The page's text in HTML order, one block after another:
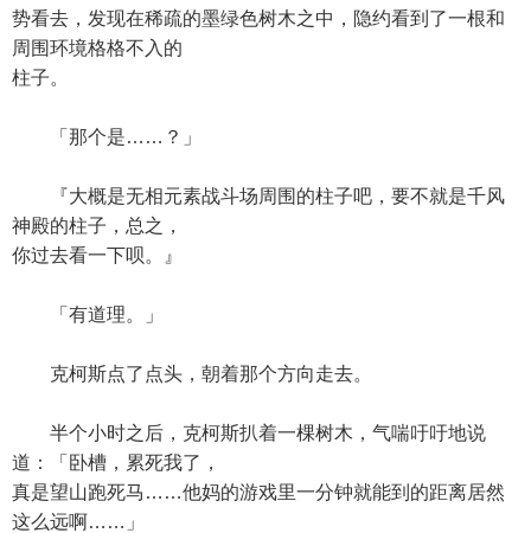
势看去，发现在稀疏的墨绿色树木之中，隐约看到了一根和
周围环境格格不入的
柱子。
「那个是……？」
『大概是无相元素战斗场周围的柱子吧，要不就是千风
神殿的柱子，总之，
你过去看一下呗。』
「有道理。」
克柯斯点了点头，朝着那个方向走去。
半个小时之后，克柯斯扒着一棵树木，气喘吁吁地说
道：「卧槽，累死我了，
真是望山跑死马……他妈的游戏里一分钟就能到的距离居然
这么远啊……」